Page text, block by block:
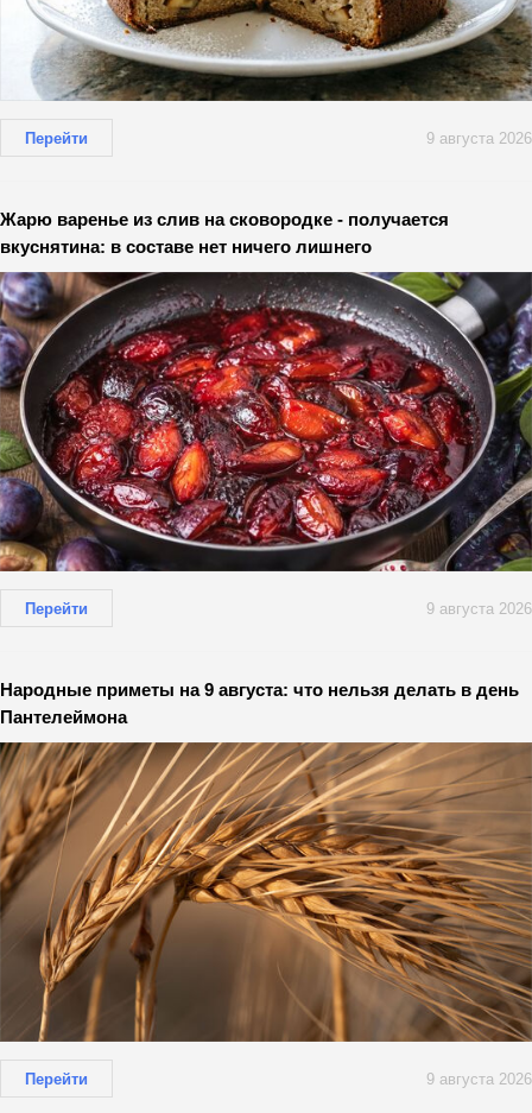
Перейти 9 августа 2026
Жарю варенье из слив на сковородке - получается
вкуснятина: в составе нет ничего лишнего
Перейти 9 августа 2026
Народные приметы на 9 августа: что нельзя делать в день
Пантелеймона
Перейти 9 августа 2026